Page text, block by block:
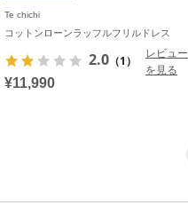
Te chichi
コットンローンラッフルフリルドレス
2.0 （1）
レビュー
を見る
¥11,990